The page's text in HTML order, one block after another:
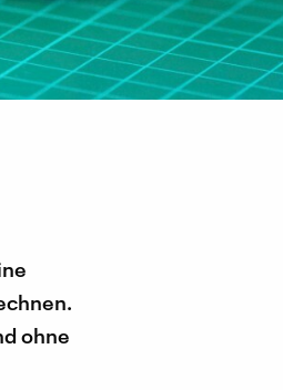
ohne